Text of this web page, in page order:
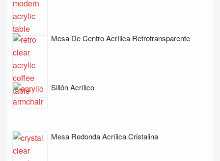
Mesa De Centro Acrílica Retrotransparente
Sillón Acrílico
Mesa Redonda Acrílica Cristalina